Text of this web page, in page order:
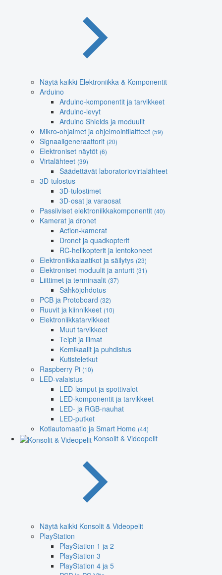
Näytä kaikki Elektroniikka & Komponentit
Arduino
Arduino-komponentit ja tarvikkeet
Arduino-levyt
Arduino Shields ja moduulit
Mikro-ohjaimet ja ohjelmointilaitteet (59)
Signaaligeneraattorit (20)
Elektroniset näytöt (6)
Virtalähteet (39)
Säädettävät laboratoriovirtalähteet
3D-tulostus
3D-tulostimet
3D-osat ja varaosat
Passiiviset elektroniikkakomponentit (40)
Kamerat ja dronet
Action-kamerat
Dronet ja quadkopterit
RC-helikopterit ja lentokoneet
Elektroniikkalaatikot ja säilytys (23)
Elektroniset moduulit ja anturit (31)
Liittimet ja terminaalit (37)
Sähköjohdotus
PCB ja Protoboard (32)
Ruuvit ja kiinnikkeet (10)
Elektroniikkatarvikkeet
Muut tarvikkeet
Teipit ja liimat
Kemikaalit ja puhdistus
Kutisteletkut
Raspberry Pi (10)
LED-valaistus
LED-lamput ja spottivalot
LED-komponentit ja tarvikkeet
LED- ja RGB-nauhat
LED-putket
Kotiautomaatio ja Smart Home (44)
Konsolit & Videopelit
Näytä kaikki Konsolit & Videopelit
PlayStation
PlayStation 1 ja 2
PlayStation 3
PlayStation 4 ja 5